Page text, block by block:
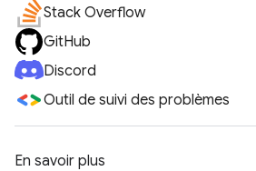
Stack Overflow
GitHub
Discord
Outil de suivi des problèmes
En savoir plus